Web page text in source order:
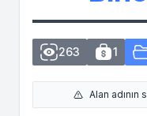
263 1
Alan